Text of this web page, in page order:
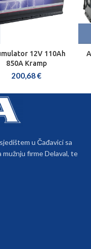
12V 110Ah
850A Kramp
200,68€
u Čađavici sa
firme Delaval, te